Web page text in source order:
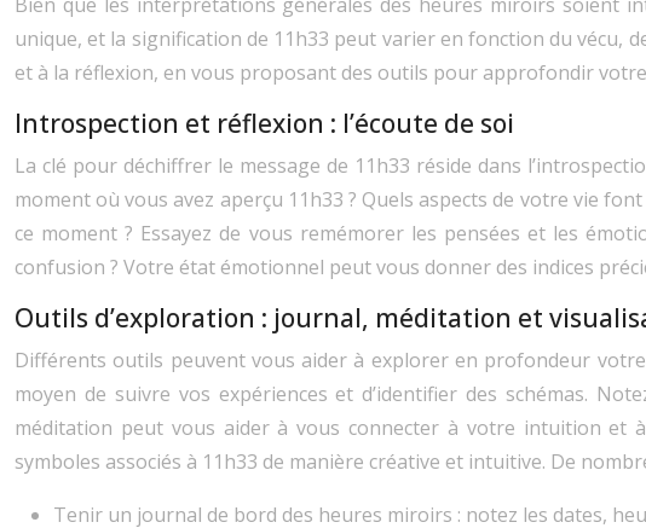
unique, et la signification de 11h33 peut varier en fonction du vécu,
et à la réflexion, en vous proposant des outils pour approfondir
Introspection et réflexion : l’écoute de soi
La clé pour déchiffrer le message de 11h33 réside dans
moment où vous avez aperçu 11h33 ? Quels aspects de votre vie
ce moment ? Essayez de vous remémorer les pensées et les
confusion ? Votre état émotionnel peut vous donner des indices
Outils d’exploration : journal, méditation et
Différents outils peuvent vous aider à explorer en profondeur
moyen de suivre vos expériences et d’identifier des schémas.
méditation peut vous aider à vous connecter à votre intuition et
symboles associés à 11h33 de manière créative et intuitive. De
Tenir un journal de bord des heures miroirs : notez les dates,